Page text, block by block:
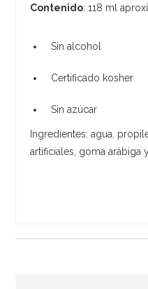
Contenido: 118 ml
Sin alcohol
Certificado kosher
Sin azúcar
Ingredientes: agua,
artificiales, goma arábiga